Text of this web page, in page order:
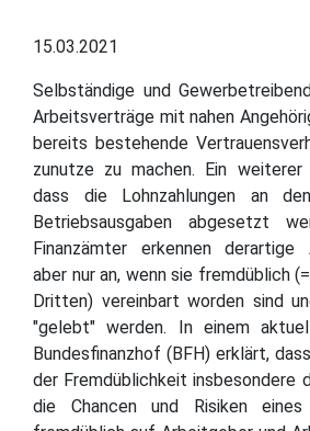
15.03.2021
Selbständige und
Arbeitsverträge mit nahen
bereits bestehende
zunutze zu machen. Ein
dass die Lohnzahlungen an
Betriebsausgaben abgesetzt
Finanzämter erkennen derartige
aber nur an, wenn sie fremdüblich
Dritten) vereinbart worden sind
"gelebt" werden. In einem
Bundesfinanzhof (BFH) erklärt,
der Fremdüblichkeit insbesondere
die Chancen und Risiken eines